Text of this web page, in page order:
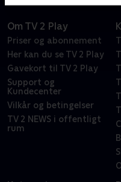
Om TV 2 Play
Priser og abonnement
Her kan du se TV 2 Play
Gavekort til TV 2 Play
Support og
Kundecenter
Vilkår og betingelser
TV 2 NEWS i offentligt
rum